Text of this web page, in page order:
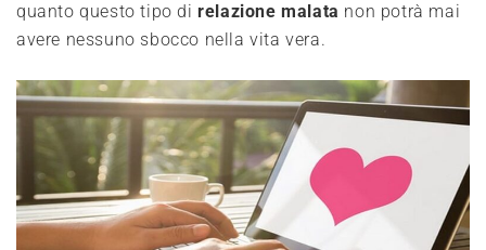
quanto questo tipo direlazione malata non potrà mai
avere nessuno sbocco nella vita vera.